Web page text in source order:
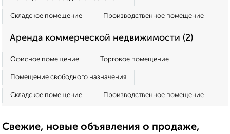
Складское помещение Производственное помещение
Аренда коммерческой недвижимости (2)
Офисное помещение Торговое помещение
Помещение свободного назначения
Складское помещение Производственное помещение
Свежие, новые объявления о продаже,